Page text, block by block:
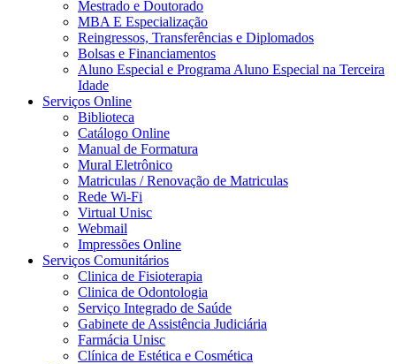
Mestrado e Doutorado
MBA E Especialização
Reingressos, Transferências e Diplomados
Bolsas e Financiamentos
Aluno Especial e Programa Aluno Especial na Terceira
Idade
Serviços Online
Biblioteca
Catálogo Online
Manual de Formatura
Mural Eletrônico
Matriculas / Renovação de Matriculas
Rede Wi-Fi
Virtual Unisc
Webmail
Impressões Online
Serviços Comunitários
Clinica de Fisioterapia
Clinica de Odontologia
Serviço Integrado de Saúde
Gabinete de Assistência Judiciária
Farmácia Unisc
Clínica de Estética e Cosmética